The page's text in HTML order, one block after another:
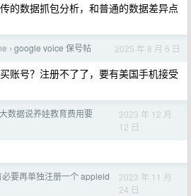
的数据抓包分析，和普通的数据差异点
› google voice 保号帖 2025 年 8 月 6 日
账号？注册不了了，要有美国手机接受
大数据说养娃教育费用要
2023 年 12 月
12 日
必要再单独注册一个 appleid
2023 年 11 月
24 日